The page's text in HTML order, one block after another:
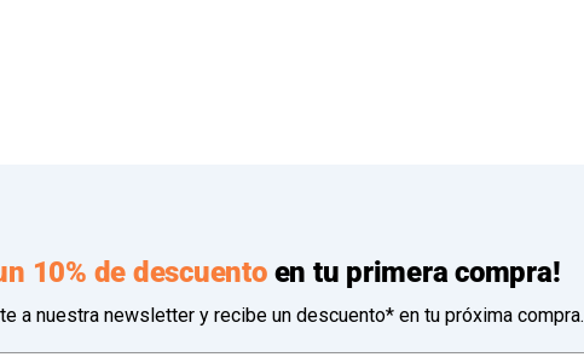
10% de descuentoen tu primera compra!
a nuestra newsletter y recibe un descuento* en tu próxima compra.